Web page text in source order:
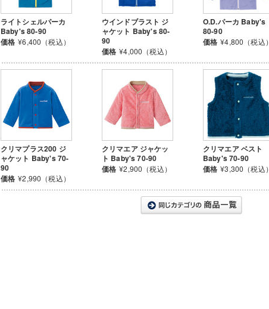
ライトシェルパーカ
Baby's 80-90
価格 ¥6,400（税込）
ウインドブラスト ジ
ャケット Baby's 80-
90
価格 ¥4,000（税込）
O.D.パーカ Baby's
80-90
価格 ¥4,800（税込）
クリマプラス200 ジ
ャケット Baby's 70-
90
価格 ¥2,990（税込）
クリマエア ジャケッ
ト Baby's 70-90
価格 ¥2,900（税込）
クリマエア ベスト
Baby's 70-90
価格 ¥3,300（税込）